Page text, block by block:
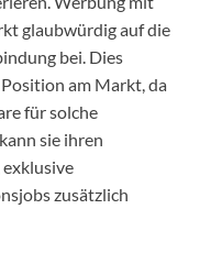
glaubwürdig auf die
bei. Dies
am Markt, da
für solche
sie ihren
zusätzlich